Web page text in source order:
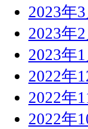
2023年3
2023年2
2023年1
2022年
2022年
2022年